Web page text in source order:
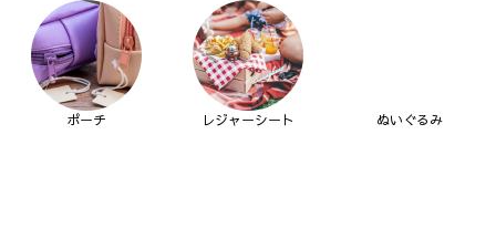
ポーチ レジャーシート ぬいぐるみ